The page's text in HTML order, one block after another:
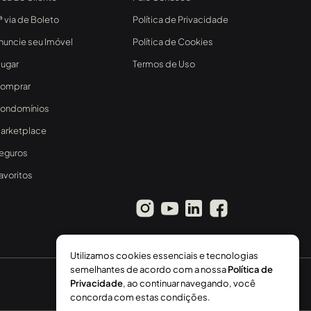
via de Boleto
seu Imóvel
Política de Privacidade
Política de Cookies
Termos de Uso
Utilizamos cookies essenciais e tecnologias
semelhantes de acordo com a nossaPolítica de
Privacidade, ao continuar navegando, você
concorda com estas condições.